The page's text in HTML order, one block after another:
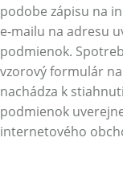
podobe zápisu na
e-mailu na adresu
podmienok.
vzorový formulár
nachádza k
podmienok
internetového